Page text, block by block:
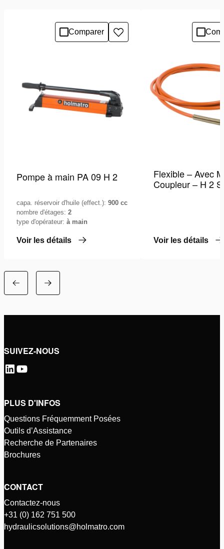
Comparer
Ajouter
à
Pompe à main PA 09 H 2
capa. réservoir d'huile (effect.): 900 cc
nombre d'étages: 2
type d'opérateur: à main
Voir les détails
Flexible – Avec
Coupleur – H 2
Voir les détails
SUIVEZ-NOUS
PLUS D'INFOS
Questions Fréquemment Posées
Outils d’Assistance
Recherche de Partenaires
Brochures
CONTACT
Contactez-nous
+31 (0) 162 751 500
hydraulicsolutions@holmatro.com